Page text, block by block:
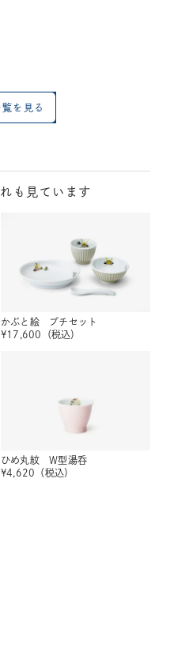
を見る
も見ています
かぶと絵 プチセット
¥17,600 （税込）
ひめ丸紋 W型湯呑
¥4,620 （税込）